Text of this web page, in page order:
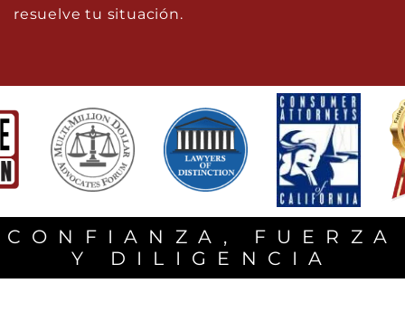
resuelve tu situación.
CONFIANZA, FUERZA
Y DILIGENCIA